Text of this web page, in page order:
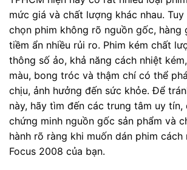
mức giá và chất lượng khác nhau. Tuy
chọn phim không rõ nguồn gốc, hàng
tiềm ẩn nhiều rủi ro. Phim kém chất
thông số ảo, khả năng cách nhiệt
màu, bong tróc và thậm chí có thể
chịu, ảnh hưởng đến sức khỏe. Để
này, hãy tìm đến các trung tâm uy
chứng minh nguồn gốc sản phẩm và
hành rõ ràng khi muốn dán phim cách
Focus 2008 của bạn.